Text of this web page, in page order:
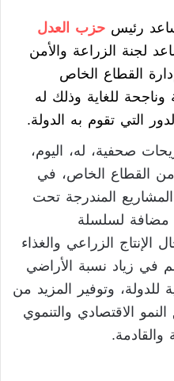
رئيس حزب العدل
لجنة الزراعة والأمن
القطاع الخاص
للغاية وذلك له
التي تقوم به الدولة.
صحفية، له، اليوم،
من القطاع الخاص، في
المندرجة تحت
مضافة لسلسلة
الزراعي والغذاء
في زياد نسبة الأراضي
للدولة، وتوفير المزيد من
الاقتصادي والتنموي
والقادمة.